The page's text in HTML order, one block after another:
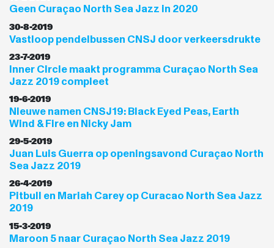
Geen Curaçao North Sea Jazz in 2020
30-8-2019
Vastloop pendelbussen CNSJ door verkeersdrukte
23-7-2019
Inner Circle maakt programma Curaçao North Sea
Jazz 2019 compleet
19-6-2019
Nieuwe namen CNSJ19: Black Eyed Peas, Earth
Wind & Fire en Nicky Jam
29-5-2019
Juan Luis Guerra op openingsavond Curaçao North
Sea Jazz 2019
26-4-2019
Pitbull en Mariah Carey op Curacao North Sea Jazz
2019
15-3-2019
Maroon 5 naar Curaçao North Sea Jazz 2019